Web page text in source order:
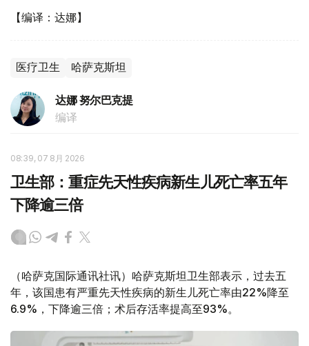
【编译：达娜】
医疗卫生 哈萨克斯坦
达娜 努尔巴克提
编译
08:39, 07 8月 2026
卫生部：重症先天性疾病新生儿死亡率五年
下降逾三倍
（哈萨克国际通讯社讯）哈萨克斯坦卫生部表示，过去五
年，该国患有严重先天性疾病的新生儿死亡率由22%降至
6.9%，下降逾三倍；术后存活率提高至93%。